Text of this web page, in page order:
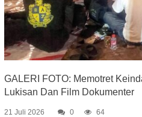
GALERI FOTO: Memotret
Lukisan Dan Film Dokumenter
21 Juli 2026 0 64